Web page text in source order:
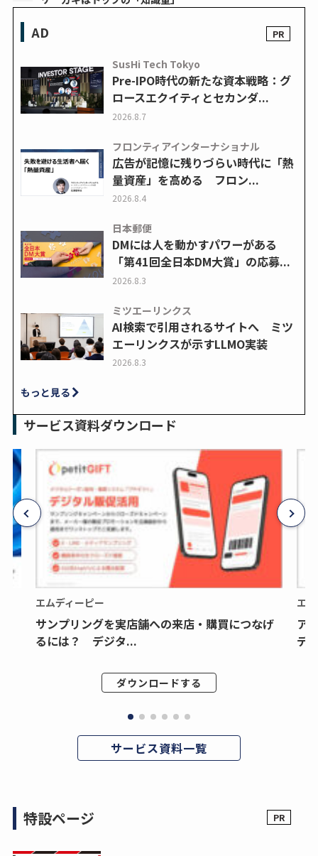
AD
SusHi Tech Tokyo
Pre-IPO時代の新たな資本戦略：グ
ロースエクイティとセカンダ...
2026.8.7
フロンティアインターナショナル
広告が記憶に残りづらい時代に「熱
量資産」を高める フロン...
2026.8.4
日本郵便
DMには人を動かすパワーがある
「第41回全日本DM大賞」の応募...
2026.8.3
ミツエーリンクス
AI検索で引用されるサイトへ ミツ
エーリンクスが示すLLMO実装
2026.8.3
もっと見る
サービス資料ダウンロード
エムディーピー
サンプリングを実店舗への来店・購買につなげ
るには？ デジタ...
ダウンロードする
エ
ア
デ
サービス資料一覧
特設ページ